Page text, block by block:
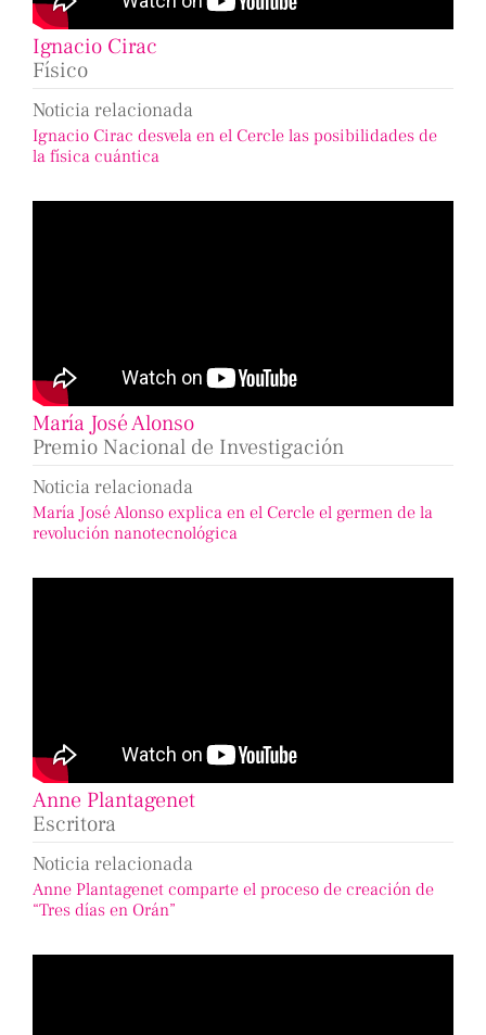
Ignacio Cirac
Físico
Noticia relacionada
Ignacio Cirac desvela en el Cercle las posibilidades de
la física cuántica
María José Alonso
Premio Nacional de Investigación
Noticia relacionada
María José Alonso explica en el Cercle el germen de la
revolución nanotecnológica
Anne Plantagenet
Escritora
Noticia relacionada
Anne Plantagenet comparte el proceso de creación de
“Tres días en Orán”